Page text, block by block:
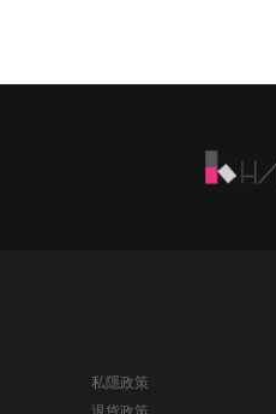
私隱政策